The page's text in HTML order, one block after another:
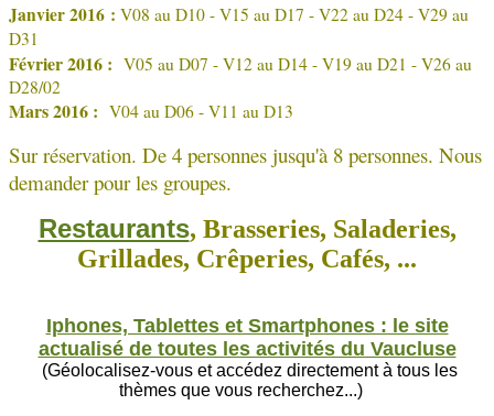
Janvier 2016 : V08 au D10 - V15 au D17 - V22 au D24 - V29 au
D31
Février 2016 : V05 au D07 - V12 au D14 - V19 au D21 - V26 au
D28/02
Mars 2016 : V04 au D06 - V11 au D13
Sur réservation. De 4 personnes jusqu'à 8 personnes. Nous
demander pour les groupes.
Restaurants, Brasseries, Saladeries,
Grillades, Crêperies, Cafés, ...
Iphones, Tablettes et Smartphones : le site
actualisé de toutes les activités du Vaucluse
(Géolocalisez-vous et accédez directement à tous les
thèmes que vous recherchez...)